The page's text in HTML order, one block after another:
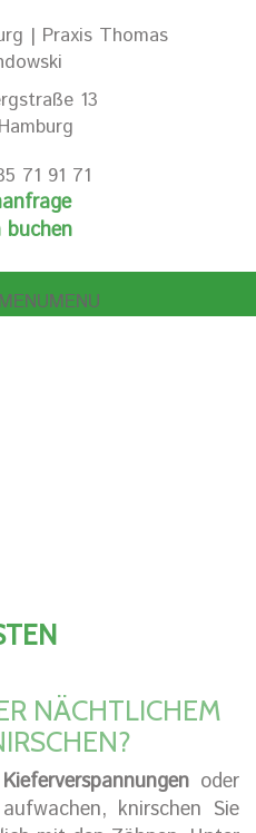
13
71 91 71
buchen
MENUMENU
NÄCHTLICHEM
Kieferverspannungenoder
knirschen Sie